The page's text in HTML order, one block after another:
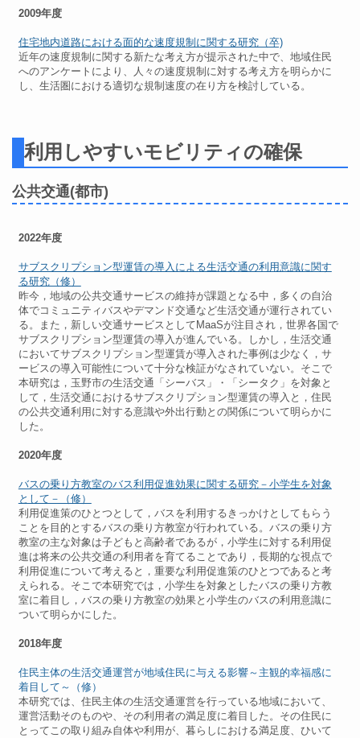
2009年度
住宅地内道路における面的な速度規制に関する研究（卒)
近年の速度規制に関する新たな考え方が提示された中で、地域住民
へのアンケートにより、人々の速度規制に対する考え方を明らかに
し、生活圏における適切な規制速度の在り方を検討している。
利用しやすいモビリティの確保
公共交通(都市)
2022年度
サブスクリプション型運賃の導入による生活交通の利用意識に関す
る研究（修）
昨今，地域の公共交通サービスの維持が課題となる中，多くの自治
体でコミュニティバスやデマンド交通など生活交通が運行されてい
る。また，新しい交通サービスとしてMaaSが注目され，世界各国で
サブスクリプション型運賃の導入が進んでいる。しかし，生活交通
においてサブスクリプション型運賃が導入された事例は少なく，サ
ービスの導入可能性について十分な検証がなされていない。そこで
本研究は，玉野市の生活交通「シーバス」・「シータク」を対象と
して，生活交通におけるサブスクリプション型運賃の導入と，住民
の公共交通利用に対する意識や外出行動との関係について明らかに
した。
2020年度
バスの乗り方教室のバス利用促進効果に関する研究－小学生を対象
として－（修）
利用促進策のひとつとして，バスを利用するきっかけとしてもらう
ことを目的とするバスの乗り方教室が行われている。バスの乗り方
教室の主な対象は子どもと高齢者であるが，小学生に対する利用促
進は将来の公共交通の利用者を育てることであり，長期的な視点で
利用促進について考えると，重要な利用促進策のひとつであると考
えられる。そこで本研究では，小学生を対象としたバスの乗り方教
室に着目し，バスの乗り方教室の効果と小学生のバスの利用意識に
ついて明らかにした。
2018年度
住民主体の生活交通運営が地域住民に与える影響～主観的幸福感に
着目して～（修）
本研究では、住民主体の生活交通運営を行っている地域において、
運営活動そのものや、その利用者の満足度に着目した。その住民に
とってこの取り組み自体や利用が、暮らしにおける満足度、ひいて